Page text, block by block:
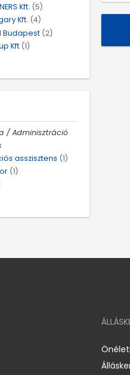
Kft. (5)
Kft. (4)
Budapest (2)
Kft (1)
/ Adminisztráció
asszisztens (1)
(1)